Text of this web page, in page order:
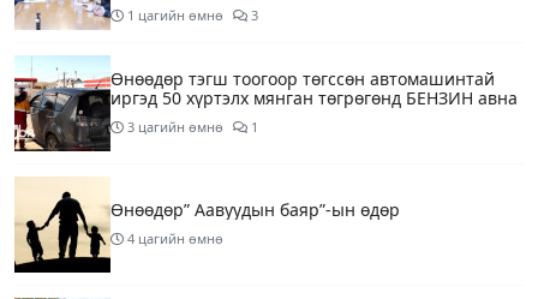
1 цагийн өмнө 3
Өнөөдөр тэгш тоогоор төгссөн автомашинтай
иргэд 50 хүртэлх мянган төгрөгөнд БЕНЗИН авна
3 цагийн өмнө 1
Өнөөдөр” Аавуудын баяр”-ын өдөр
4 цагийн өмнө